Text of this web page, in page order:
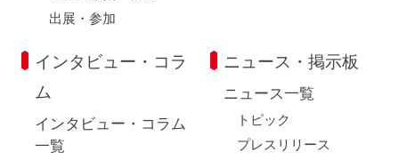
出展・参加
インタビュー・コラ
ム
インタビュー・コラム
一覧
ニュース・掲示板
ニュース一覧
トピック
プレスリリース